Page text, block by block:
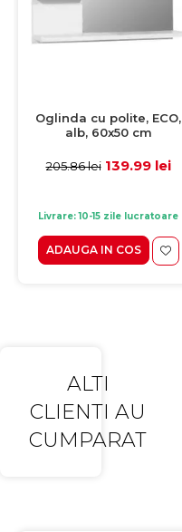
Oglinda cu polite, ECO,
alb, 60x50 cm
205.86 lei 139.99 lei
Livrare: 10-15 zile lucratoare
ADAUGA IN COS
ALTI
CLIENTI AU
CUMPARAT